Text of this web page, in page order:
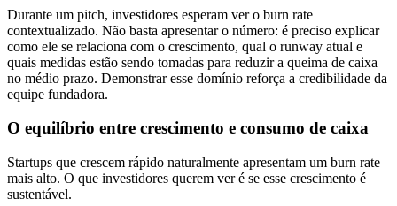
Durante um pitch, investidores esperam ver o burn rate
contextualizado. Não basta apresentar o número: é preciso explicar
como ele se relaciona com o crescimento, qual o runway atual e
quais medidas estão sendo tomadas para reduzir a queima de caixa
no médio prazo. Demonstrar esse domínio reforça a credibilidade da
equipe fundadora.
O equilíbrio entre crescimento e consumo de caixa
Startups que crescem rápido naturalmente apresentam um burn rate
mais alto. O que investidores querem ver é se esse crescimento é
sustentável.